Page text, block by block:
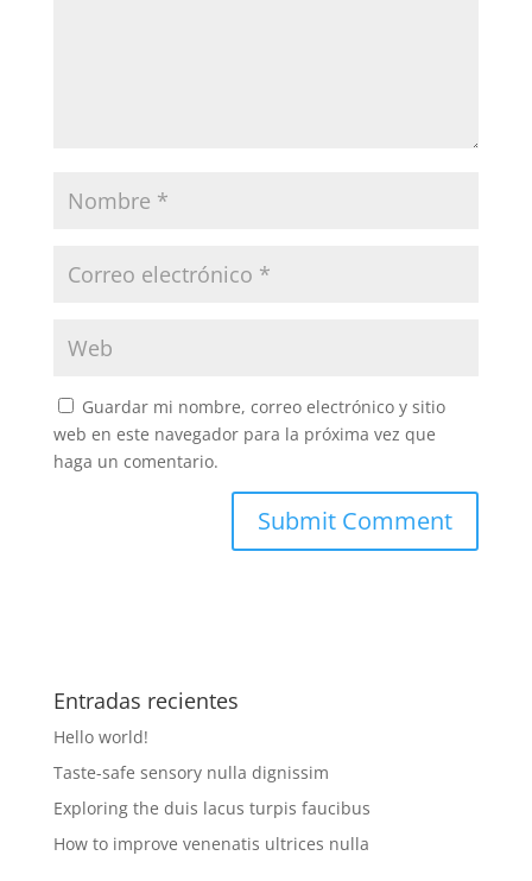
Guardar mi nombre, correo electrónico y sitio
web en este navegador para la próxima vez que
haga un comentario.
Entradas recientes
Hello world!
Taste-safe sensory nulla dignissim
Exploring the duis lacus turpis faucibus
How to improve venenatis ultrices nulla